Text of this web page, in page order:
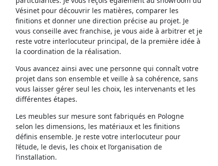
Vésinet pour découvrir les matières, comparer les
finitions et donner une direction précise au projet. Je
vous conseille avec franchise, je vous aide à arbitrer et je
reste votre interlocuteur principal, de la première idée à
la coordination de la réalisation.
Vous avancez ainsi avec une personne qui connaît votre
projet dans son ensemble et veille à sa cohérence, sans
vous laisser gérer seul les choix, les intervenants et les
différentes étapes.
Les meubles sur mesure sont fabriqués en Pologne
selon les dimensions, les matériaux et les finitions
définis ensemble. Je reste votre interlocuteur pour
l’étude, le devis, les choix et l’organisation de
l’installation.